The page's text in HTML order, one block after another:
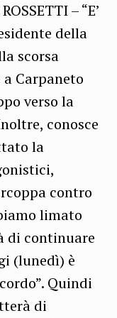
– “E’
della
scorsa
Carpaneto
verso la
conosce
la
contro
limato
di continuare
(lunedì) è
Quindi
di